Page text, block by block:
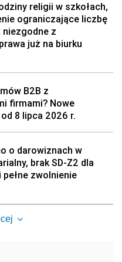
religii w szkołach,
ograniczające liczbę
z
już na biurku
B2B z
firmami? Nowe
8 lipca 2026 r.
o darowiznach w
brak SD-Z2 dla
zwolnienie